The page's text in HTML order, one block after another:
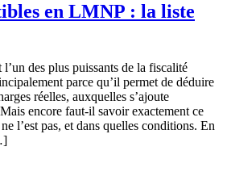
en LMNP : la liste
des plus puissants de la fiscalité
parce qu’il permet de déduire
réelles, auxquelles s’ajoute
encore faut-il savoir exactement ce
l’est pas, et dans quelles conditions. En